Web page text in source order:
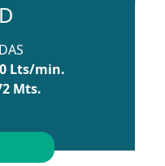
Lts/min.
Mts.